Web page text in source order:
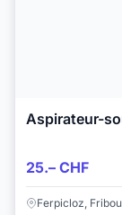
Aspirateur-
25.– CHF
Ferpicloz,